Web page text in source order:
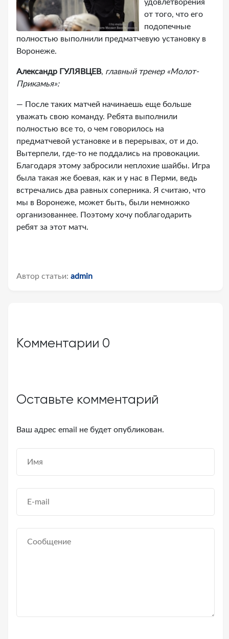
удовлетворения
от того, что его
подопечные
полностью выполнили предматчевую установку в
Воронеже.
Александр ГУЛЯВЦЕВ, главный тренер «Молот-
Прикамья»:
— После таких матчей начинаешь еще больше
уважать свою команду. Ребята выполнили
полностью все то, о чем говорилось на
предматчевой установке и в перерывах, от и до.
Вытерпели, где-то не поддались на провокации.
Благодаря этому забросили неплохие шайбы. Игра
была такая же боевая, как и у нас в Перми, ведь
встречались два равных соперника. Я считаю, что
мы в Воронеже, может быть, были немножко
организованнее. Поэтому хочу поблагодарить
ребят за этот матч.
Автор статьи: admin
Комментарии 0
Оставьте комментарий
Ваш адрес email не будет опубликован.